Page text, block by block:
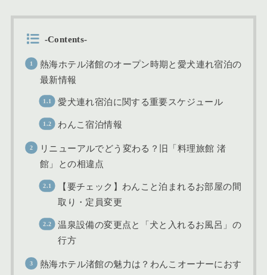
-Contents-
熱海ホテル渚館のオープン時期と愛犬連れ宿泊の
最新情報
愛犬連れ宿泊に関する重要スケジュール
わんこ宿泊情報
リニューアルでどう変わる？旧「料理旅館 渚
館」との相違点
【要チェック】わんこと泊まれるお部屋の間
取り・定員変更
温泉設備の変更点と「犬と入れるお風呂」の
行方
熱海ホテル渚館の魅力は？わんこオーナーにおす